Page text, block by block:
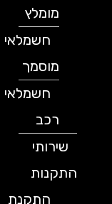
מומלץ
חשמלאי
מוסמך
חשמלאי
שירותי
התקנות
התקנת